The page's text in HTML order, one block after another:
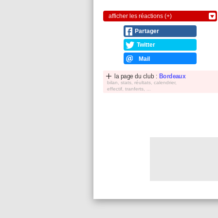
afficher les réactions (+)
Partager
Twitter
Mail
la page du club : Bordeaux
bilan, stats, réultats, calendrier,
effectif, tranferts, ...